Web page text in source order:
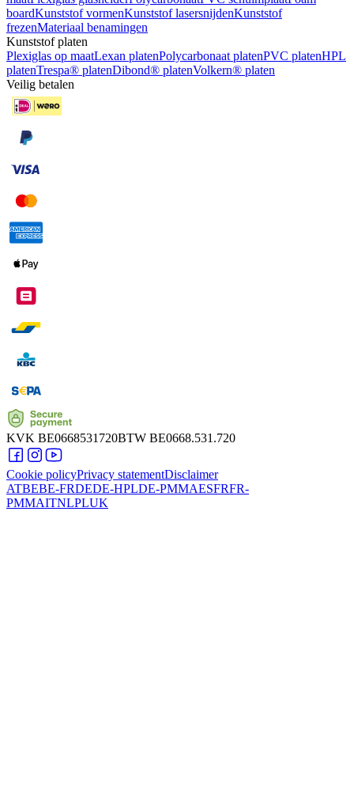
boardKunststof vormenKunststof lasersnijdenKunststof
frezenMateriaal benamingen
Kunststof platen
Plexiglas op maatLexan platenPolycarbonaat platenPVC platenHPL
platenTrespa® platenDibond® platenVolkern® platen
Veilig betalen
KVK BE0668531720BTW BE0668.531.720
Cookie policyPrivacy statementDisclaimer
ATBEBE-FRDEDE-HPLDE-PMMAESFRFR-
PMMAITNLPLUK